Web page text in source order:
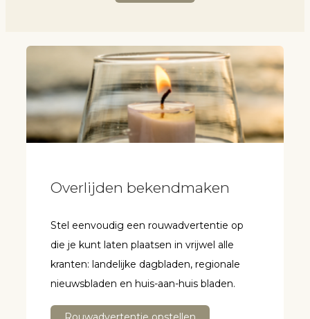
Overlijden bekendmaken
Stel eenvoudig een rouwadvertentie op
die je kunt laten plaatsen in vrijwel alle
kranten: landelijke dagbladen, regionale
nieuwsbladen en huis-aan-huis bladen.